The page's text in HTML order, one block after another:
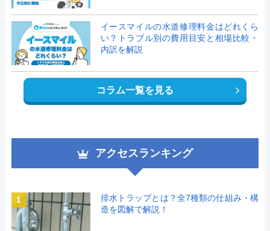
イースマイルの水道修理料金はどれくら
い？トラブル別の費用目安と相場比較・
内訳を解説
コラム一覧を見る
アクセスランキング
1
排水トラップとは？全7種類の仕組み・構
造を図解で解説！